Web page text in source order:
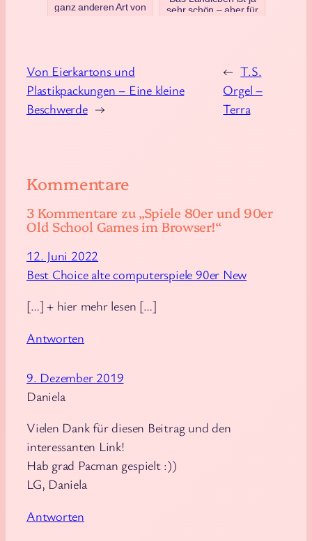
ganz anderen Art von
Juni 1, 2023
sehr schön – aber für
← T.S.
Orgel –
Terra
Von Eierkartons und
Plastikpackungen – Eine kleine
Beschwerde →
Kommentare
3 Kommentare zu „Spiele 80er und 90er
Old School Games im Browser!“
12. Juni 2022
Best Choice alte computerspiele 90er New
[…] + hier mehr lesen […]
Antworten
9. Dezember 2019
Daniela
Vielen Dank für diesen Beitrag und den
interessanten Link!
Hab grad Pacman gespielt :))
LG, Daniela
Antworten